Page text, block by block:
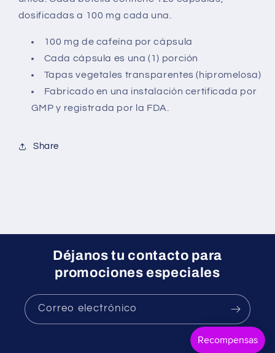
dosificadas a 100 mg cada una.
100 mg de cafeína por cápsula
Cada cápsula es una (1) porción
Tapas vegetales transparentes (hipromelosa)
Fabricado en una instalación certificada por
GMP y registrada por la FDA.
Share
Déjanos tu contacto para
promociones especiales
Correo electrónico